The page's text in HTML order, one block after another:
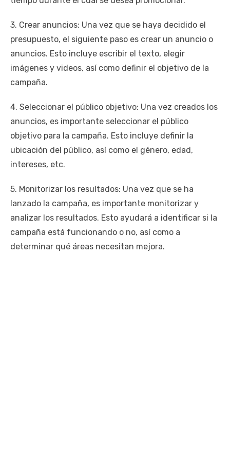
3. Crear anuncios: Una vez que se haya decidido el
presupuesto, el siguiente paso es crear un anuncio o
anuncios. Esto incluye escribir el texto, elegir
imágenes y videos, así como definir el objetivo de la
campaña.
4. Seleccionar el público objetivo: Una vez creados los
anuncios, es importante seleccionar el público
objetivo para la campaña. Esto incluye definir la
ubicación del público, así como el género, edad,
intereses, etc.
5. Monitorizar los resultados: Una vez que se ha
lanzado la campaña, es importante monitorizar y
analizar los resultados. Esto ayudará a identificar si la
campaña está funcionando o no, así como a
determinar qué áreas necesitan mejora.